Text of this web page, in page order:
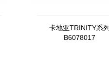
卡地亚TRINITY系列
B6078017